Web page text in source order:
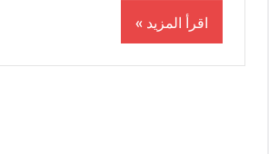
اقرأ المزيد